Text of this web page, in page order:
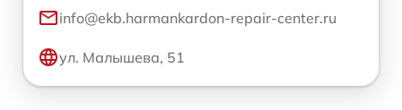
info@ekb.harmankardon-repair-center.ru
ул. Малышева, 51